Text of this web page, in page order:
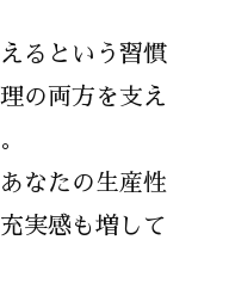
るという習慣
の両方を支え
なたの生産性
実感も増して